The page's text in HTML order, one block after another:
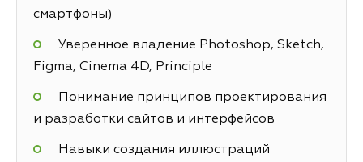
смартфоны)
Уверенное владение Photoshop, Sketch,
Figma, Cinema 4D, Principle
Понимание принципов проектирования
и разработки сайтов и интерфейсов
Навыки создания иллюстраций